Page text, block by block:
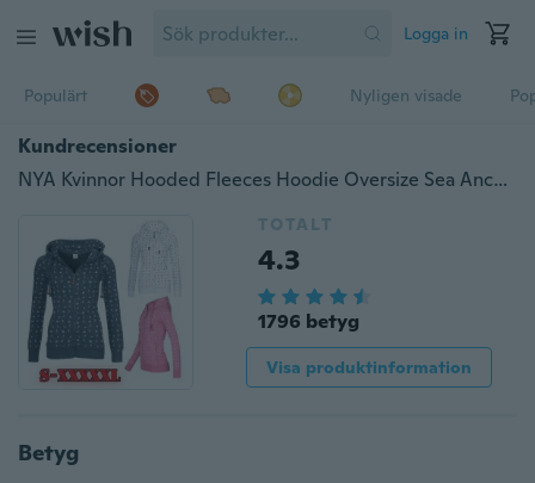
Logga in
Populärt Nyligen visade
Kundrecensioner
NYA Kvinnor Hooded Fleeces Hoodie Oversize Sea Anchor Print Zipper Sweater Jumper Casual Sweatshirt Toppar
TOTALT
4.3
1796 betyg
Visa produktinformation
Betyg